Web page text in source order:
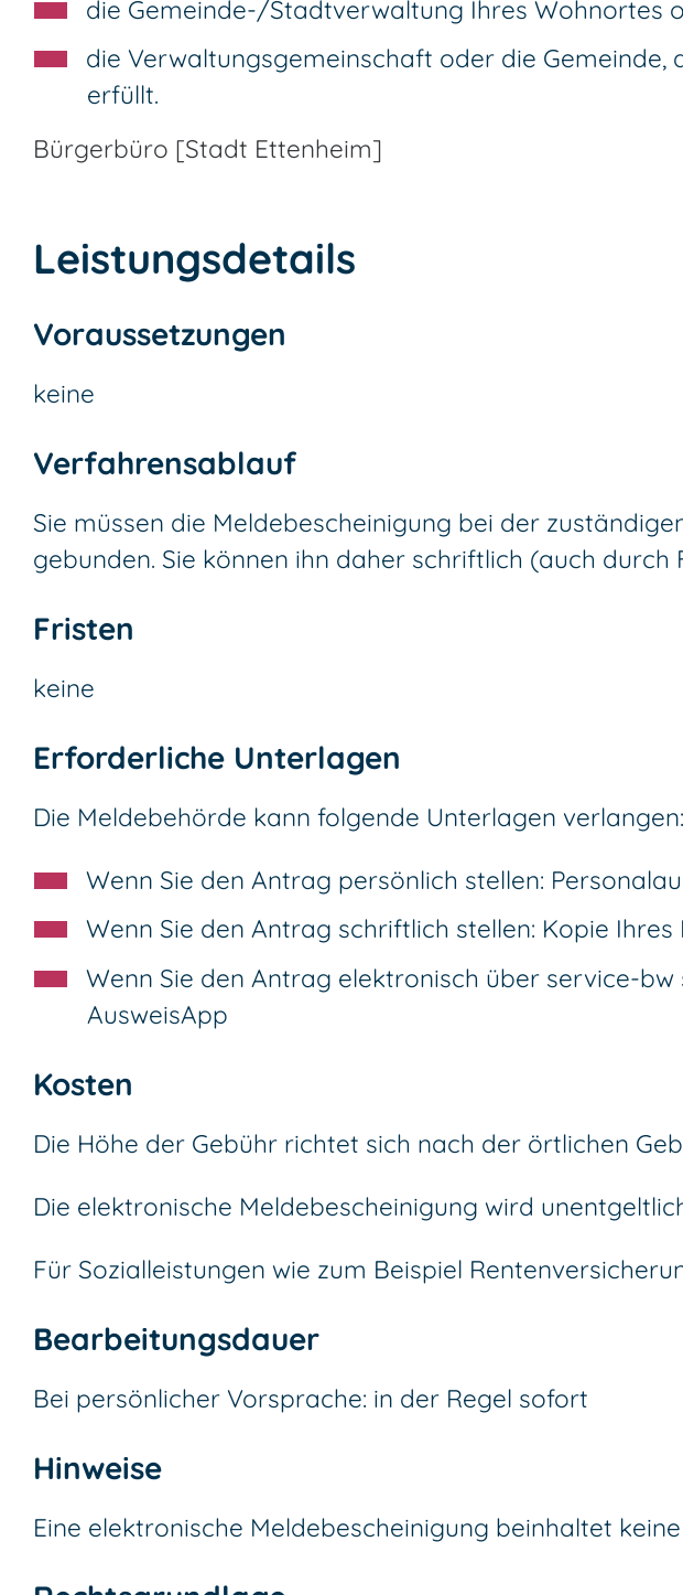
die Gemeinde-/Stadtverwaltung Ihres Wohnortes
die Verwaltungsgemeinschaft oder die
erfüllt.
Bürgerbüro [Stadt Ettenheim]
Leistungsdetails
Voraussetzungen
keine
Verfahrensablauf
Sie müssen die Meldebescheinigung bei der
gebunden. Sie können ihn daher schriftlich (auch
Fristen
keine
Erforderliche Unterlagen
Die Meldebehörde kann folgende Unterlagen verlangen:
Wenn Sie den Antrag persönlich stellen:
Wenn Sie den Antrag schriftlich stellen: Kopie
Wenn Sie den Antrag elektronisch über service-
AusweisApp
Kosten
Die Höhe der Gebühr richtet sich nach der örtlichen
Die elektronische Meldebescheinigung wird
Für Sozialleistungen wie zum Beispiel
Bearbeitungsdauer
Bei persönlicher Vorsprache: in der Regel sofort
Hinweise
Eine elektronische Meldebescheinigung beinhaltet